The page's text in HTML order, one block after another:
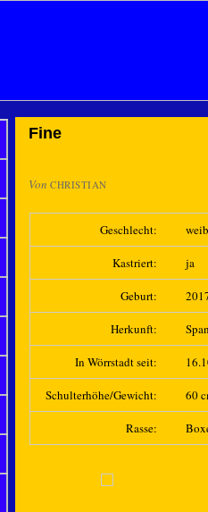
Fine
Von CHRISTIAN
Geschlecht:
Kastriert: ja
Geburt:
Herkunft:
In Wörrstadt seit:
Schulterhöhe/Gewicht: 60
Rasse: